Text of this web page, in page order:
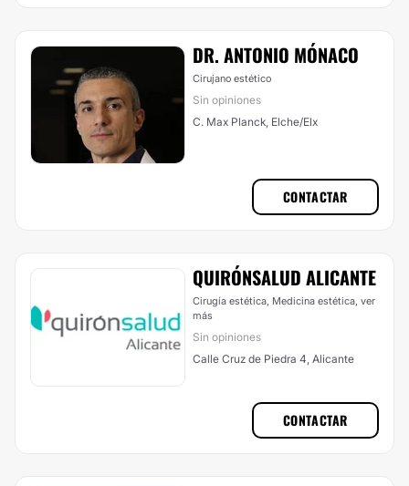
DR. ANTONIO MÓNACO
Cirujano estético
Sin opiniones
C. Max Planck, Elche/Elx
CONTACTAR
QUIRÓNSALUD ALICANTE
Cirugía estética, Medicina estética, ver
más
Sin opiniones
Calle Cruz de Piedra 4, Alicante
CONTACTAR